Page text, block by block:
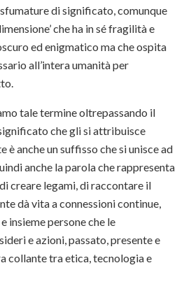
di significato, comunque
che ha in sé fragilità e
ed enigmatico ma che ospita
all’intera umanità per
tale termine oltrepassando il
che gli si attribuisce
è anche un suffisso che si unisce ad
anche la parola che rappresenta
creare legami, di raccontare il
dà vita a connessioni continue,
insieme persone che le
e azioni, passato, presente e
collante tra etica, tecnologia e